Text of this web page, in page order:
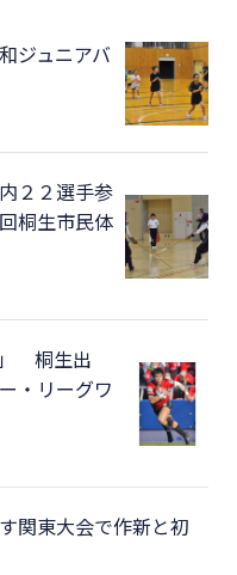
ジュニアバ
２２選手参
桐生市民体
」 桐生出
・リーグワ
関東大会で作新と初